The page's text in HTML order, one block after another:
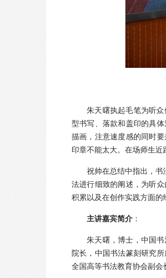
朱天曙执起毛笔为听
型书写、落款和盖印的具
描画，注意速度感的同时
印章不能太大。在场师生近
祝帅在总结中指出，书
法进行细致的阐述，为听
积累以及在创作实践方面的
主讲嘉宾简介 ：
朱天曙，博士，中国
院长，中国书法篆刻研究
全国高等书法教育协会副会